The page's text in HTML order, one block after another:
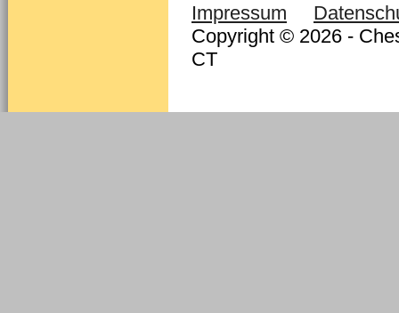
Impressum
Copyright © 2026 -
CT